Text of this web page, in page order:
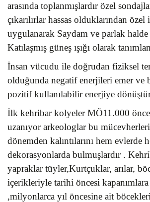
arasında toplanmışlardır özel
çıkarılırlar hassas olduklarından özel
uygulanarak Saydam ve parlak halde
Katılaşmış güneş ışığı olarak
İnsan vücudu ile doğrudan fiziksel
olduğunda negatif enerjileri emer ve
pozitif kullanılabilir enerjiye
İlk kehribar kolyeler MÖ11.000
uzanıyor arkeologlar bu
dönemden kalıntılarını hem evlerde
dekorasyonlarda bulmuşlardır .
yapraklar tüyler,Kurtçuklar, arılar,
içerikleriyle tarihi öncesi
,milyonlarca yıl öncesine ait